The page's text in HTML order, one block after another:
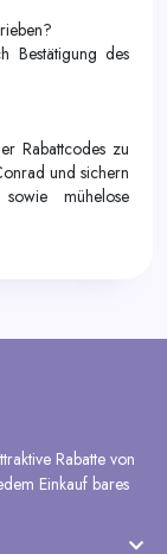
Bestätigung des
Rabattcodes zu
und sichern
mühelose
Rabatte von
Einkauf bares